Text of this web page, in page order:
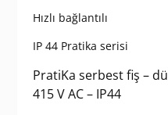
Hızlı bağlantılı
IP 44 Pratika serisi
PratiKa serbest fiş –
415 V AC – IP44